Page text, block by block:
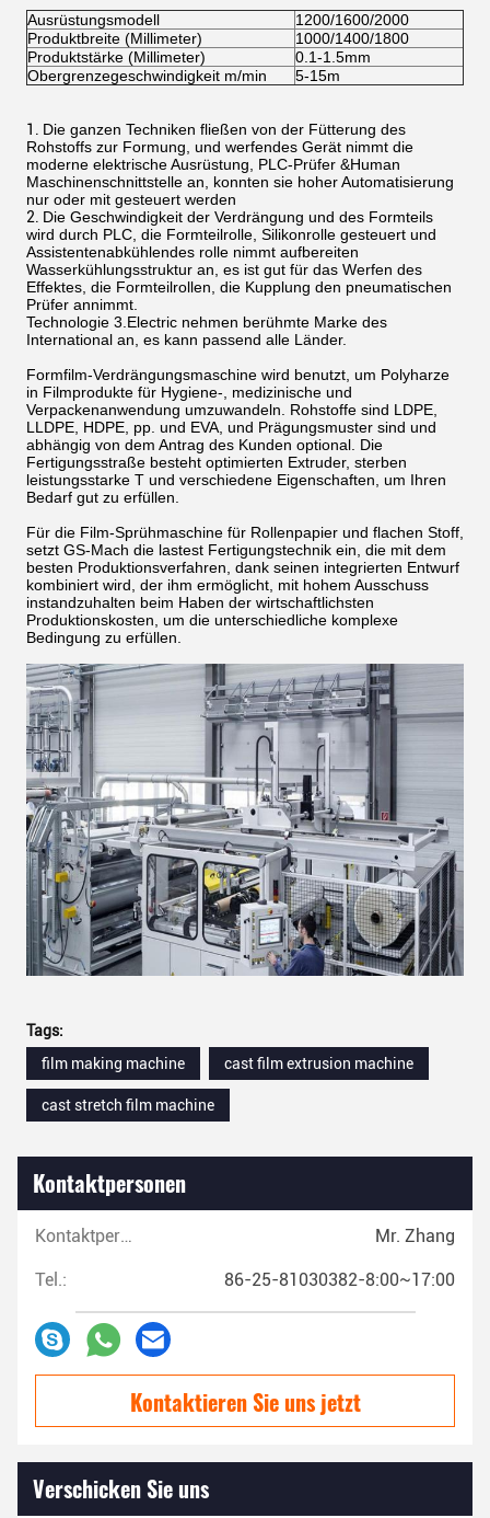
Ausrüstungsmodell
1200/1600/2000
Produktbreite (Millimeter)
1000/1400/1800
Produktstärke (Millimeter)
0.1-1.5mm
Obergrenzegeschwindigkeit m/min
5-15m
1. Die ganzen Techniken fließen von der Fütterung des
Rohstoffs zur Formung, und werfendes Gerät nimmt die
moderne elektrische Ausrüstung, PLC-Prüfer &Human
Maschinenschnittstelle an, konnten sie hoher Automatisierung
nur oder mit gesteuert werden
2. Die Geschwindigkeit der Verdrängung und des Formteils
wird durch PLC, die Formteilrolle, Silikonrolle gesteuert und
Assistentenabkühlendes rolle nimmt aufbereiten
Wasserkühlungsstruktur an, es ist gut für das Werfen des
Effektes, die Formteilrollen, die Kupplung den pneumatischen
Prüfer annimmt.
Technologie 3.Electric nehmen berühmte Marke des
International an, es kann passend alle Länder.
Formfilm-Verdrängungsmaschine wird benutzt, um Polyharze
in Filmprodukte für Hygiene-, medizinische und
Verpackenanwendung umzuwandeln. Rohstoffe sind LDPE,
LLDPE, HDPE, pp. und EVA, und Prägungsmuster sind und
abhängig von dem Antrag des Kunden optional. Die
Fertigungsstraße besteht optimierten Extruder, sterben
leistungsstarke T und verschiedene Eigenschaften, um Ihren
Bedarf gut zu erfüllen.
Für die Film-Sprühmaschine für Rollenpapier und flachen Stoff,
setzt GS-Mach die lastest Fertigungstechnik ein, die mit dem
besten Produktionsverfahren, dank seinen integrierten Entwurf
kombiniert wird, der ihm ermöglicht, mit hohem Ausschuss
instandzuhalten beim Haben der wirtschaftlichsten
Produktionskosten, um die unterschiedliche komplexe
Bedingung zu erfüllen.
Tags:
film making machine
cast film extrusion machine
cast stretch film machine
Kontaktpersonen
Kontaktpersonen: Mr. Zhang
Tel.: 86-25-81030382-8:00~17:00
Kontaktieren Sie uns jetzt
Verschicken Sie uns